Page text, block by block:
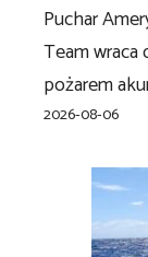
Puchar
Team
pożarem
2026-08-06